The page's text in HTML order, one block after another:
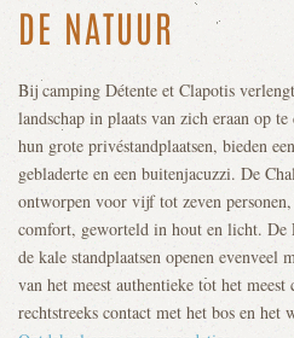
DE NATUUR
Bij camping Détente et Clapotis
landschap in plaats van zich eraan op
hun grote privéstandplaatsen, bieden
gebladerte en een buitenjacuzzi. De
ontworpen voor vijf tot zeven
comfort, geworteld in hout en licht. De
de kale standplaatsen openen
van het meest authentieke tot het meest
rechtstreeks contact met het bos en het